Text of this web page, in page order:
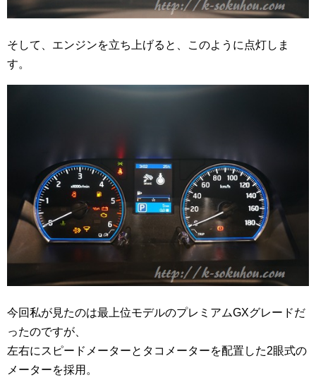
そして、エンジンを立ち上げると、このように点灯しま
す。
今回私が見たのは最上位モデルのプレミアムGXグレードだ
ったのですが、
左右にスピードメーターとタコメーターを配置した2眼式の
メーターを採用。